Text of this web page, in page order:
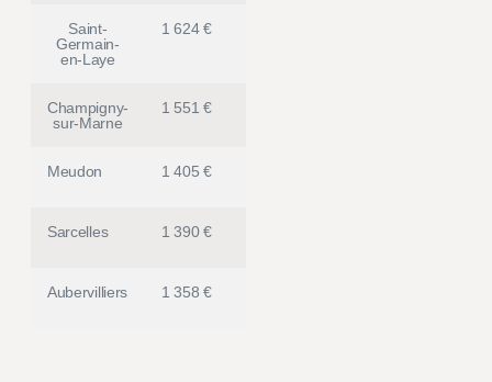
Saint-
Germain-
en-Laye
1 624 €
Champigny-
sur-Marne
1 551 €
Meudon 1 405 €
Sarcelles 1 390 €
Aubervilliers 1 358 €